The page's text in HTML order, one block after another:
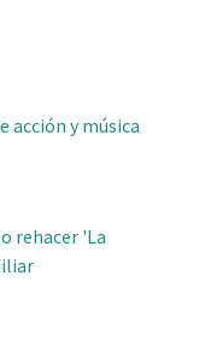
acción y música
rehacer 'La